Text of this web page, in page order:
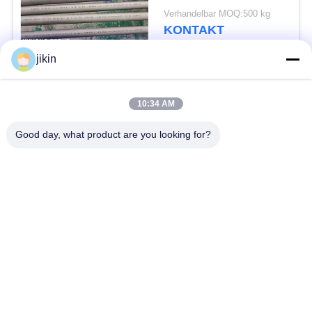
Austenitischer Chrom-
Nickel-Stahl für
korrosive
Verhandelbar MOQ:500 kg
KONTAKT
Nahtlose Rohre aus
Edelstahl-nahtloses
jikin
10:34 AM
Good day, what product are you looking for?